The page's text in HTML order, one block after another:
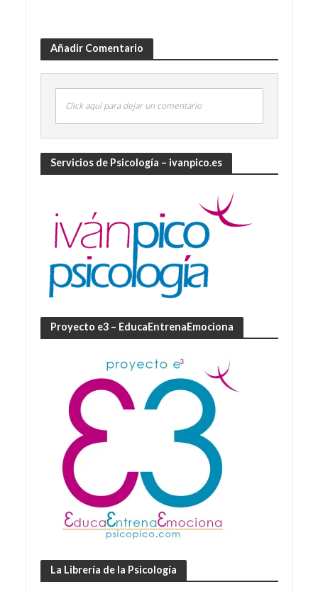
Añadir Comentario
Click aquí para dejar un comentario
Servicios de Psicología – ivanpico.es
Proyecto e3 – EducaEntrenaEmociona
La Librería de la Psicología